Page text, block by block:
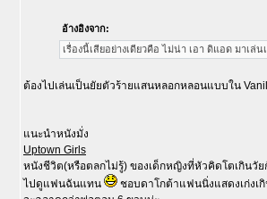
อ้างอิงจาก:
เรื่องนี้เสียอย่างเดียวคือ ไม่น่า เอา ดิแอด มาเล่น
ต้องไปเล่นเป็นยัยตัวร้ายแสนหลอกหลอนแบบใน
แนะนำหนังมั่ง
Uptown Girls
หนังชีวิต(หรือตลกไม่รู้) ของเด็กหญิงที่หัวคิดโตเกินวั
ไปดูแฟนฉันแทน
ชอบดาโกต้าแฟนนิ่งแสดงเก่งเ